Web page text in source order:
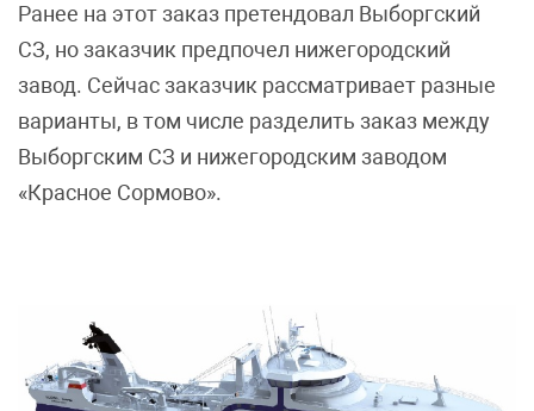
Ранее на этот заказ претендовал Выборгский
СЗ, но заказчик предпочел нижегородский
завод. Сейчас заказчик рассматривает разные
варианты, в том числе разделить заказ между
Выборгским СЗ и нижегородским заводом
«Красное Сормово».